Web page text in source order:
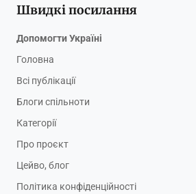
Швидкі посилання
Допомогти Україні
Головна
Всі публікації
Блоги спільноти
Категорії
Про проєкт
Цейво, блог
Політика конфіденційності